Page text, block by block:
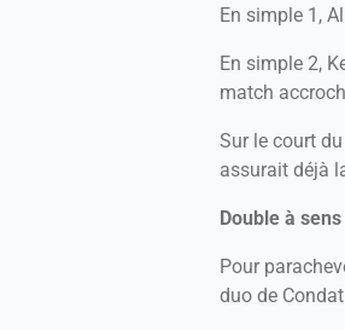
En simple 1,
En simple 2,
match
Sur le court
assurait déjà
Double à
Pour
duo de